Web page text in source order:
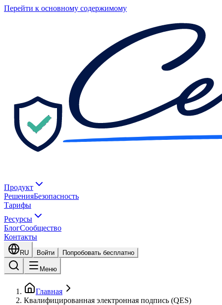
Перейти к основному содержимому
Продукт
РешенияБезопасность
Тарифы
Ресурсы
БлогСообщество
Контакты
RU Войти Попробовать бесплатно
Меню
Главная
Квалифицированная электронная подпись (QES)